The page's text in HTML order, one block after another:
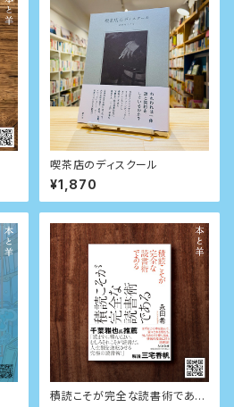
喫茶店のディスクール
¥1,870
積読こそが完全な読書術である